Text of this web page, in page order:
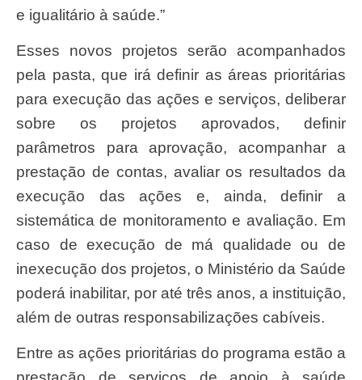
e igualitário à saúde.”
Esses novos projetos serão acompanhados
pela pasta, que irá definir as áreas prioritárias
para execução das ações e serviços, deliberar
sobre os projetos aprovados, definir
parâmetros para aprovação, acompanhar a
prestação de contas, avaliar os resultados da
execução das ações e, ainda, definir a
sistemática de monitoramento e avaliação. Em
caso de execução de má qualidade ou de
inexecução dos projetos, o Ministério da Saúde
poderá inabilitar, por até três anos, a instituição,
além de outras responsabilizações cabíveis.
Entre as ações prioritárias do programa estão a